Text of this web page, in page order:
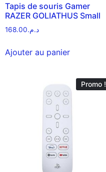
Tapis de souris Gamer
RAZER GOLIATHUS Small
د.م.168.00
Ajouter au panier
Promo !